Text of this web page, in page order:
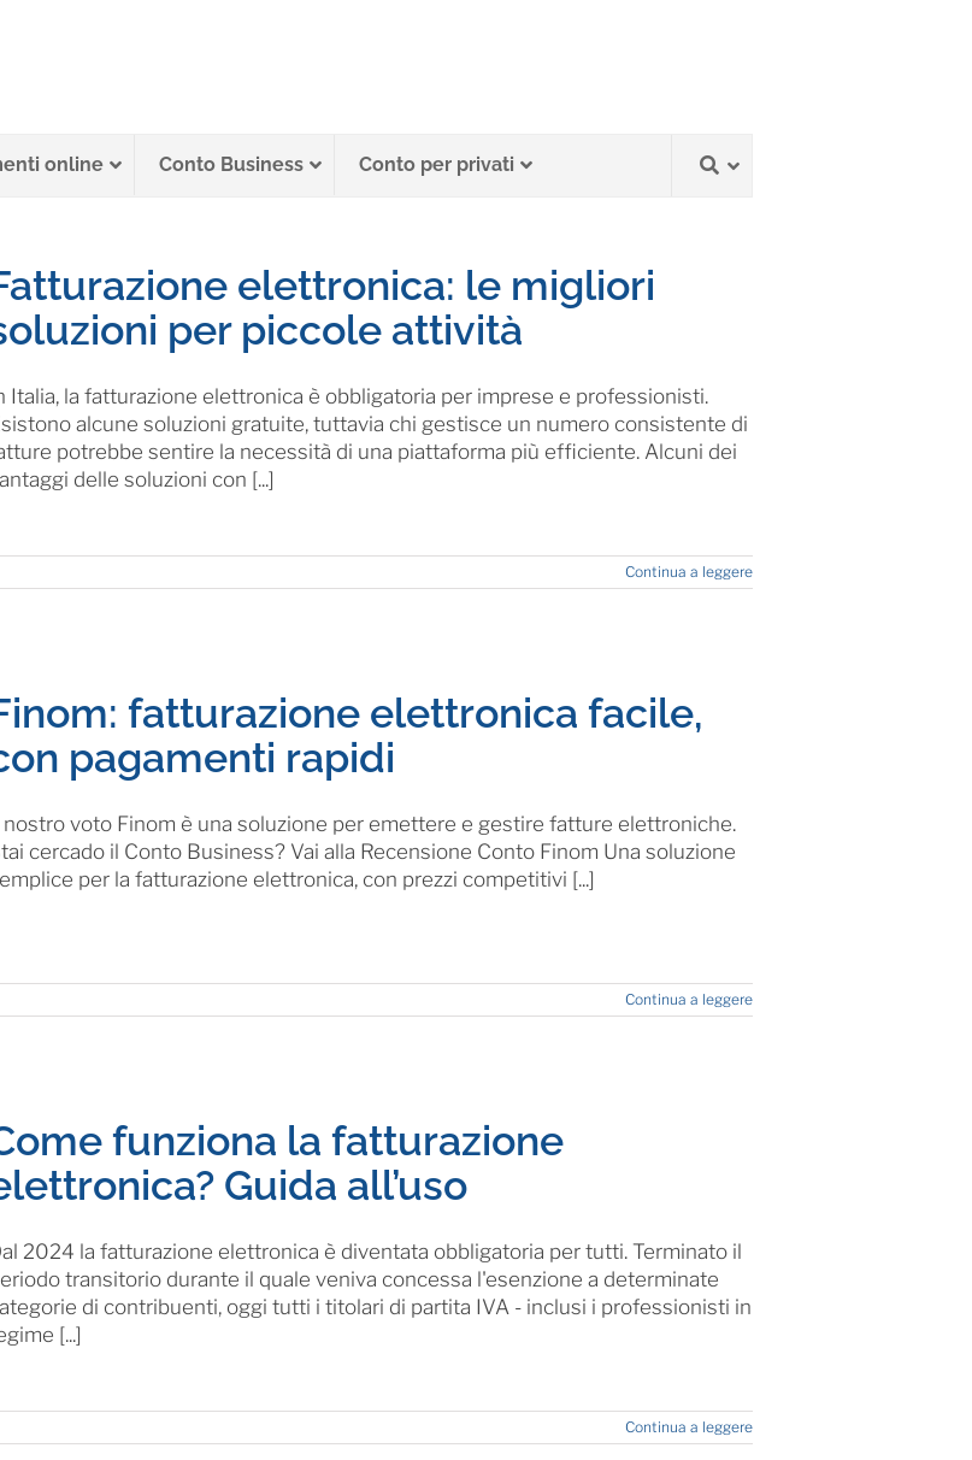
online Conto Business Conto per privati
elettronica: le migliori
per piccole attività
Italia, la fatturazione elettronica è obbligatoria per imprese e professionisti.
alcune soluzioni gratuite, tuttavia chi gestisce un numero consistente di
potrebbe sentire la necessità di una piattaforma più efficiente. Alcuni dei
delle soluzioni con [...]
Continua a leggere
fatturazione elettronica facile,
pagamenti rapidi
nostro voto Finom è una soluzione per emettere e gestire fatture elettroniche.
cercado il Conto Business? Vai alla Recensione Conto Finom Una soluzione
per la fatturazione elettronica, con prezzi competitivi [...]
Continua a leggere
funziona la fatturazione
Guida all’uso
2024 la fatturazione elettronica è diventata obbligatoria per tutti. Terminato il
transitorio durante il quale veniva concessa l'esenzione a determinate
di contribuenti, oggi tutti i titolari di partita IVA - inclusi i professionisti in
[...]
Continua a leggere